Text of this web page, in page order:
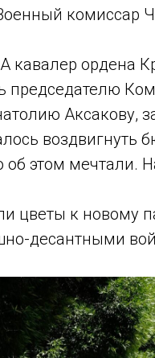
комиссар
кавалер ордена
председателю
Аксакову,
воздвигнуть
об этом мечтали.
цветы к новому
десантными